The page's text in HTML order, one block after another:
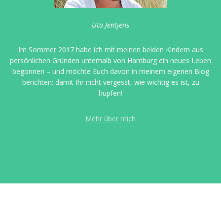
Uta Jentjens
Im Sommer 2017 habe ich mit meinen beiden Kindern aus
persönlichen Gründen unterhalb von Hamburg ein neues Leben
begonnen – und möchte Euch davon in meinem eigenen Blog
berichten: damit Ihr nicht vergesst, wie wichtig es ist, zu
hüpfen!
Mehr über mich